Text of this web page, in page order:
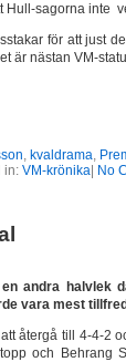
Hull-sagorna inte
för att just
är nästan VM-
, kvaldrama,
in: VM-krönika| No
andra halvlek
vara mest
återgå till 4-4-2
och Behrang